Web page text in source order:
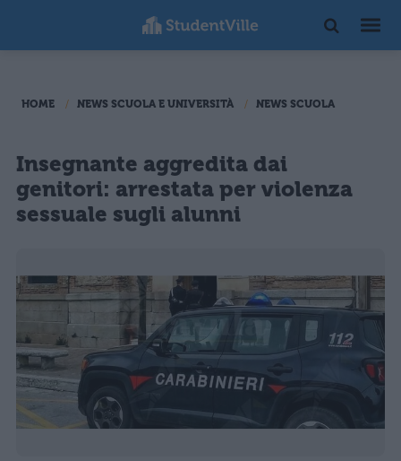
HOME NEWS SCUOLA E UNIVERSITÀ NEWS SCUOLA
Insegnante aggredita dai
genitori: arrestata per violenza
sessuale sugli alunni